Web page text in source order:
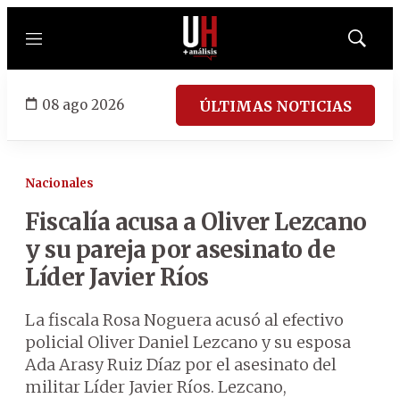
Menú
Mostrar
08 ago 2026 ÚLTIMAS NOTICIAS
Nacionales
Fiscalía acusa a Oliver Lezcano
y su pareja por asesinato de
Líder Javier Ríos
La fiscala Rosa Noguera acusó al efectivo
policial Oliver Daniel Lezcano y su esposa
Ada Arasy Ruiz Díaz por el asesinato del
militar Líder Javier Ríos. Lezcano,